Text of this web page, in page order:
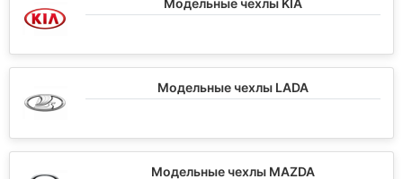
Модельные чехлы LADA
Модельные чехлы MAZDA